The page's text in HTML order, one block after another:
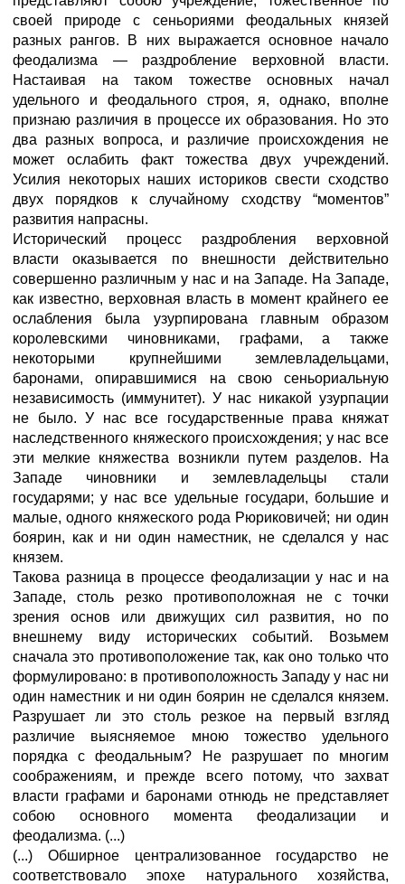
своей природе с сеньориями феодальных князей
разных рангов. В них выражается основное начало
феодализма — раздробление верховной власти.
Настаивая на таком тожестве основных начал
удельного и феодального строя, я, однако, вполне
признаю различия в процессе их образования. Но это
два разных вопроса, и различие происхождения не
может ослабить факт тожества двух учреждений.
Усилия некоторых наших историков свести сходство
двух порядков к случайному сходству “моментов”
развития напрасны.
Исторический процесс раздробления верховной
власти оказывается по внешности действительно
совершенно различным у нас и на Западе. На Западе,
как известно, верховная власть в момент крайнего ее
ослабления была узурпирована главным образом
королевскими чиновниками, графами, а также
некоторыми крупнейшими землевладельцами,
баронами, опиравшимися на свою сеньориальную
независимость (иммунитет). У нас никакой узурпации
не было. У нас все государственные права княжат
наследственного княжеского происхождения; у нас все
эти мелкие княжества возникли путем разделов. На
Западе чиновники и землевладельцы стали
государями; у нас все удельные государи, большие и
малые, одного княжеского рода Рюриковичей; ни один
боярин, как и ни один наместник, не сделался у нас
князем.
Такова разница в процессе феодализации у нас и на
Западе, столь резко противоположная не с точки
зрения основ или движущих сил развития, но по
внешнему виду исторических событий. Возьмем
сначала это противоположение так, как оно только что
формулировано: в противоположность Западу у нас ни
один наместник и ни один боярин не сделался князем.
Разрушает ли это столь резкое на первый взгляд
различие выясняемое мною тожество удельного
порядка с феодальным? Не разрушает по многим
соображениям, и прежде всего потому, что захват
власти графами и баронами отнюдь не представляет
собою основного момента феодализации и
феодализма. (...)
(...) Обширное централизованное государство не
соответствовало эпохе натурального хозяйства,